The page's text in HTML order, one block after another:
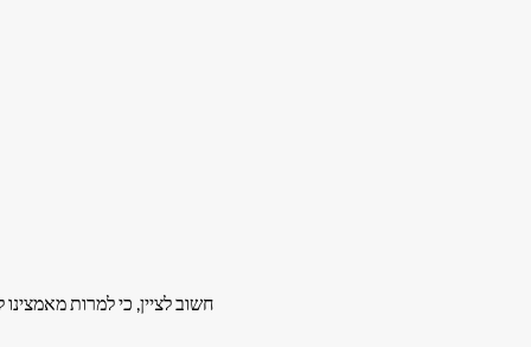
חשוב לציין, כי למרות